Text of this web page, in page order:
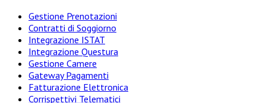
Gestione Prenotazioni
Contratti di Soggiorno
Integrazione ISTAT
Integrazione Questura
Gestione Camere
Gateway Pagamenti
Fatturazione Elettronica
Corrispettivi Telematici